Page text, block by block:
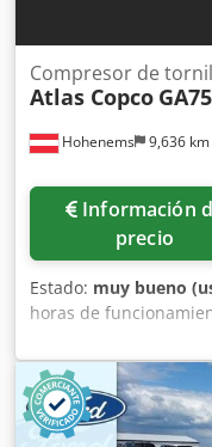
Hohenems 9,636 km
Compresor de
Atlas Copco
Información de
precio
Estado: muy bueno
horas de
GA75VSD+FF
Csdezp Urwjpfx Al
2018 Horas de